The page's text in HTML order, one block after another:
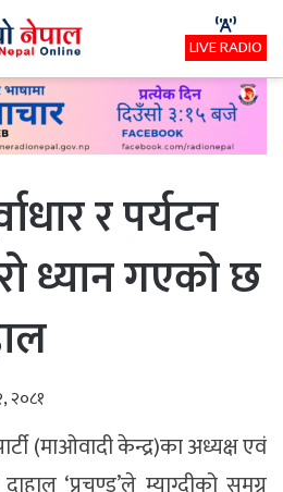
LIVE RADIO
र पर्यटन
ध्यान गएको छ
२०८१
(माओवादी केन्द्र)का अध्यक्ष एवं